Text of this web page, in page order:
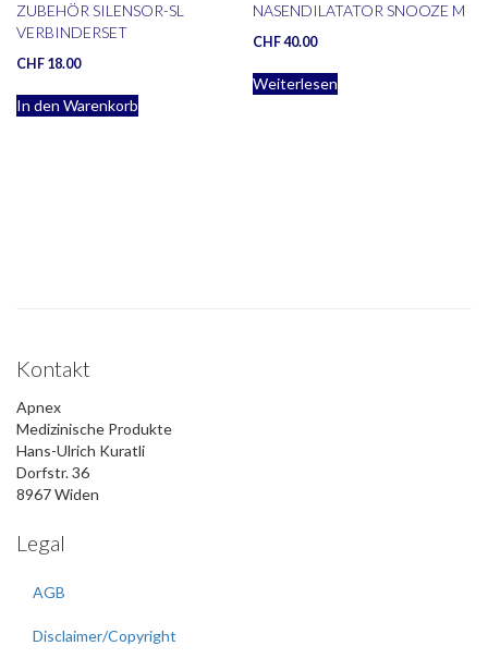
ZUBEHÖR SILENSOR-SL
VERBINDERSET
CHF 18.00
In den Warenkorb
NASENDILATATOR SNOOZE M
CHF40.00
Weiterlesen
Kontakt
Apnex
Medizinische Produkte
Hans-Ulrich Kuratli
Dorfstr. 36
8967 Widen
Legal
AGB
Disclaimer/Copyright